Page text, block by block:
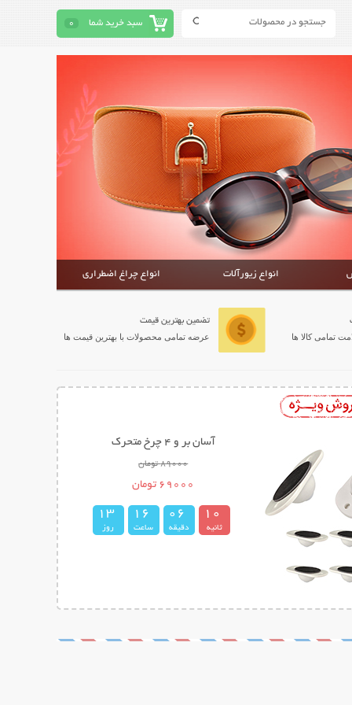
سبد خرید شما 0
انواع زیورآلات انواع چراغ اضطراری
تمامی کالا ها
تضمین بهترین قیمت
عرضه تمامی محصولات با بهترین قیمت ها
آسان بر و 4 چرخ متحرک
89000 تومان
69000 تومان
0 9
ثانیه
0 6
دقیقه
1 6
ساعت
1 3
روز